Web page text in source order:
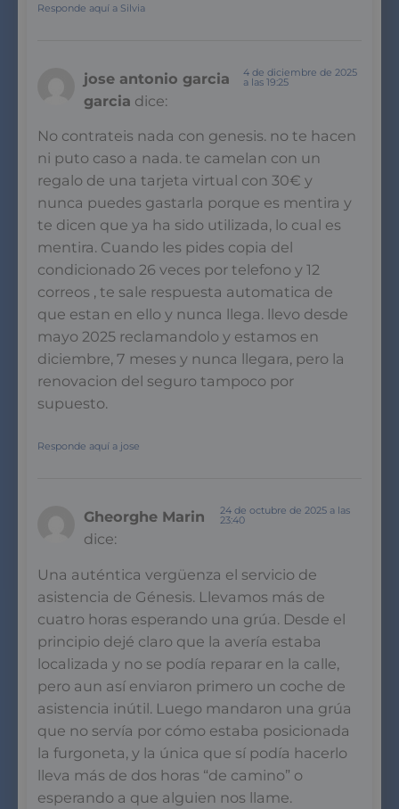
Responde aquí a Silvia
jose antonio garcia
garcia dice:
4 de diciembre de 2025
a las 19:25
No contrateis nada con genesis. no te hacen
ni puto caso a nada. te camelan con un
regalo de una tarjeta virtual con 30€ y
nunca puedes gastarla porque es mentira y
te dicen que ya ha sido utilizada, lo cual es
mentira. Cuando les pides copia del
condicionado 26 veces por telefono y 12
correos , te sale respuesta automatica de
que estan en ello y nunca llega. llevo desde
mayo 2025 reclamandolo y estamos en
diciembre, 7 meses y nunca llegara, pero la
renovacion del seguro tampoco por
supuesto.
Responde aquí a jose
Gheorghe Marin
dice:
24 de octubre de 2025 a las
23:40
Una auténtica vergüenza el servicio de
asistencia de Génesis. Llevamos más de
cuatro horas esperando una grúa. Desde el
principio dejé claro que la avería estaba
localizada y no se podía reparar en la calle,
pero aun así enviaron primero un coche de
asistencia inútil. Luego mandaron una grúa
que no servía por cómo estaba posicionada
la furgoneta, y la única que sí podía hacerlo
lleva más de dos horas “de camino” o
esperando a que alguien nos llame.